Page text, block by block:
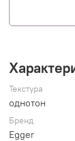
Текстура
однотон
Бренд
Egger